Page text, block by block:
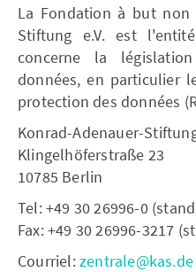
La Fondation à but non
Stiftung e.V. est
concerne la
données, en particulier
protection des données
Konrad-Adenauer-
Klingelhöferstraße 23
10785 Berlin
Tel: +49 30 26996-0
Fax: +49 30 26996-3217
Courriel:zentrale@kas.de